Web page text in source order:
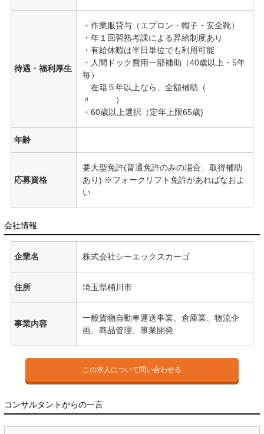
待遇・福利厚生
・作業服貸与（エプロン・帽子・安全靴）
・年１回習熟考課による昇給制度あり
・有給休暇は半日単位でも利用可能
・人間ドック費用一部補助（40歳以上・5年
毎）
在籍５年以上なら、全額補助（
〃 ）
・60歳以上選択（定年上限65歳)
年齢
応募資格
要大型免許(普通免許のみの場合、取得補助
あり) ※フォークリフト免許があればなおよ
い
会社情報
企業名 株式会社シーエックスカーゴ
住所 埼玉県桶川市
事業内容
一般貨物自動車運送事業、倉庫業、物流企
画、商品管理、事業開発
この求人について問い合わせる
コンサルタントからの一言